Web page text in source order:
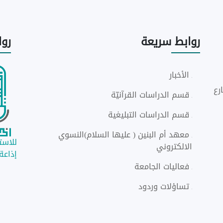
روابطسريعة
الأخبار
قسم الدراسات القرآنيّة
قسم الدراسات التبليغية
معهد أم البنين ( عليها السلام)النسوي
الالكتروني
فعاليات الجامعة
تساؤلات وردود